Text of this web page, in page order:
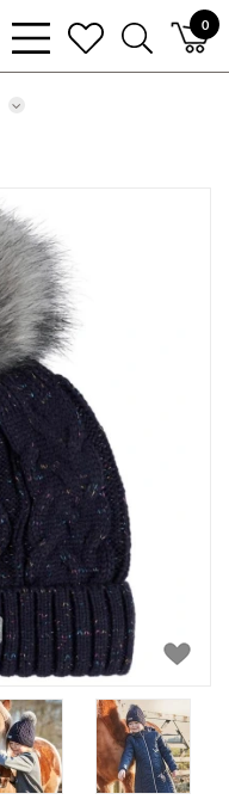
0
bars
light
heart
search
light